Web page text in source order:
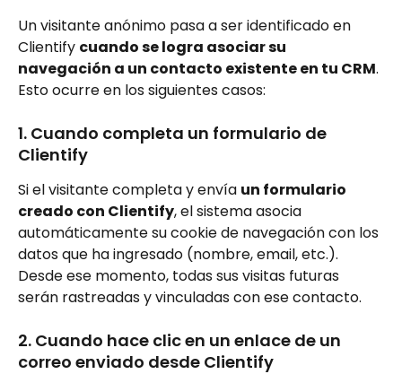
Un visitante anónimo pasa a ser identificado en
Clientify cuando se logra asociar su
navegación a un contacto existente en tu CRM.
Esto ocurre en los siguientes casos:
1. Cuando completa un formulario de
Clientify
Si el visitante completa y envía un formulario
creado con Clientify, el sistema asocia
automáticamente su cookie de navegación con los
datos que ha ingresado (nombre, email, etc.).
Desde ese momento, todas sus visitas futuras
serán rastreadas y vinculadas con ese contacto.
2. Cuando hace clic en un enlace de un
correo enviado desde Clientify